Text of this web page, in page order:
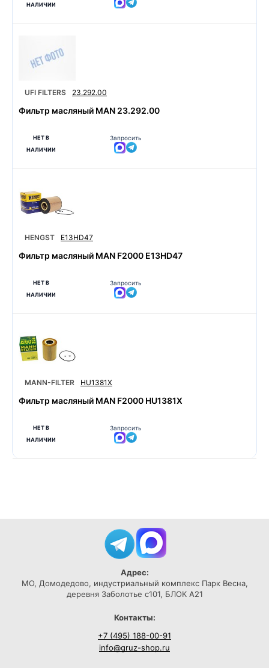
НАЛИЧИИ
UFI FILTERS 23.292.00
Фильтр масляный MAN 23.292.00
НЕТ В
НАЛИЧИИ
Запросить
HENGST E13HD47
Фильтр масляный MAN F2000 E13HD47
НЕТ В
НАЛИЧИИ
Запросить
MANN-FILTER HU1381X
Фильтр масляный MAN F2000 HU1381X
НЕТ В
НАЛИЧИИ
Запросить
Адрес:
МО, Домодедово, индустриальный комплекс Парк Весна,
деревня Заболотье с101, БЛОК А21
Контакты:
+7 (495) 188-00-91
info@gruz-shop.ru